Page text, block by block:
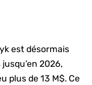
est désormais
2026,
plus de 13 M$. Ce